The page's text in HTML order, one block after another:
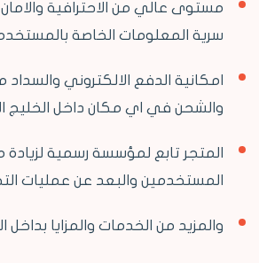
مستوى عالي من الاحترافية
سرية المعلومات الخاصة
امكانية الدفع الالكتروني
والشحن في اي مكان داخل الخليج
المتجر تابع لمؤسسة رسمية
المستخدمين والبعد عن عمليات
والمزيد من الخدمات والمزايا بداخل